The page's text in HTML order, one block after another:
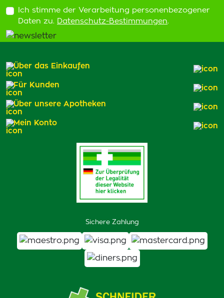
Ich stimme der Verarbeitung personenbezogener
Daten zu. Datenschutz-Bestimmungen.
Sichere Zahlung
Über das Einkaufen
Für Kunden
Über unsere Apotheken
Mein Konto